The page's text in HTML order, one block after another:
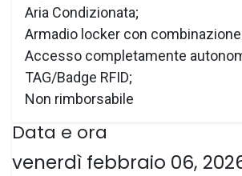
Aria Condizionata;
Armadio locker con
Accesso completamente
TAG/Badge RFID;
Non rimborsabile
Data e ora
venerdì febbraio 06,